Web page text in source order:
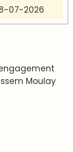
07-2026
Moulay